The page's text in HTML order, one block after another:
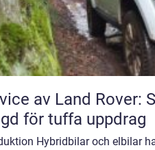
av Land Rover:
för tuffa uppdrag
Hybridbilar och elbilar